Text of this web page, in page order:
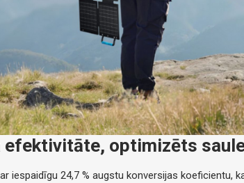
efektivitāte, optimizēts
iespaidīgu 24,7 % augstu konversijas